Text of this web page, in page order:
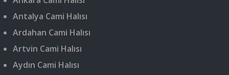
Antalya Cami Halısı
Ardahan Cami Halısı
Artvin Cami Halısı
Aydın Cami Halısı